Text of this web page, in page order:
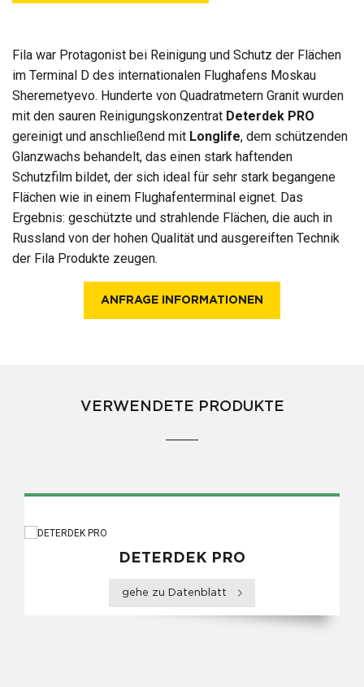
Fila war Protagonist bei Reinigung und Schutz der Flächen
im Terminal D des internationalen Flughafens Moskau
Sheremetyevo. Hunderte von Quadratmetern Granit wurden
mit den sauren Reinigungskonzentrat Deterdek PRO
gereinigt und anschließend mit Longlife, dem schützenden
Glanzwachs behandelt, das einen stark haftenden
Schutzfilm bildet, der sich ideal für sehr stark begangene
Flächen wie in einem Flughafenterminal eignet. Das
Ergebnis: geschützte und strahlende Flächen, die auch in
Russland von der hohen Qualität und ausgereiften Technik
der Fila Produkte zeugen.
ANFRAGE INFORMATIONEN
VERWENDETE PRODUKTE
DETERDEK PRO
gehe zu Datenblatt